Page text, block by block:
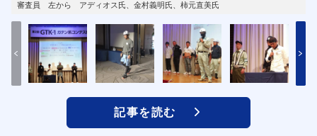
審査員 左から アディオス氏、金村義明氏、柿元直美氏
記事を読む